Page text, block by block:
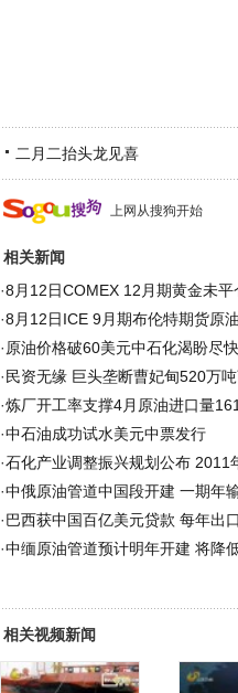
二月二抬头龙见喜
上网从搜狗开始
相关新闻
·8月12日COMEX 12月期黄金未
·8月12日ICE 9月期布伦特期货原
· 原油价格破60美元中石化渴盼尽
· 民资无缘 巨头垄断曹妃甸520万
·炼厂开工率支撑4月原油进口量
·中石油成功试水美元中票发行
·石化产业调整振兴规划公布 2011
·中俄原油管道中国段开建 一期年
·巴西获中国百亿美元贷款 每年出
·中缅原油管道预计明年开建 将降
相关视频新闻